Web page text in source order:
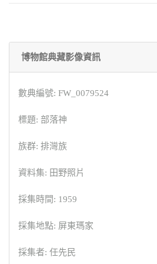
博物館典藏影像資訊
數典編號: FW_0079524
標題: 部落神
族群: 排灣族
資料集: 田野照片
採集時間: 1959
採集地點: 屏東瑪家
採集者: 任先民